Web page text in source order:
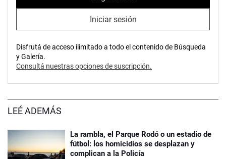
Iniciar sesión
Disfrutá de acceso ilimitado a todo el contenido de Búsqueda
y Galería.
Consultá nuestras opciones de suscripción.
LEÉ ADEMÁS
La rambla, el Parque Rodó o un estadio de
fútbol: los homicidios se desplazan y
complican a la Policía